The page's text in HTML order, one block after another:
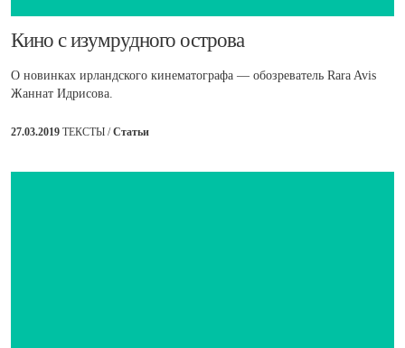
​Кино с изумрудного острова
О новинках ирландского кинематографа — обозреватель Rara Avis
Жаннат Идрисова.
27.03.2019 ТЕКСТЫ /Статьи